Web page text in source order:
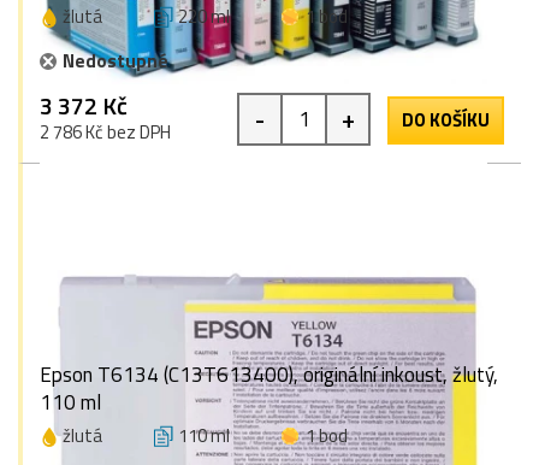
žlutá 220 ml
1 bod
Nedostupné
3 372 Kč
2 786 Kč bez DPH - + DO KOŠÍKU
Epson T6134 (C13T613400), originální inkoust, žlutý,
110 ml
žlutá 110 ml
1 bod